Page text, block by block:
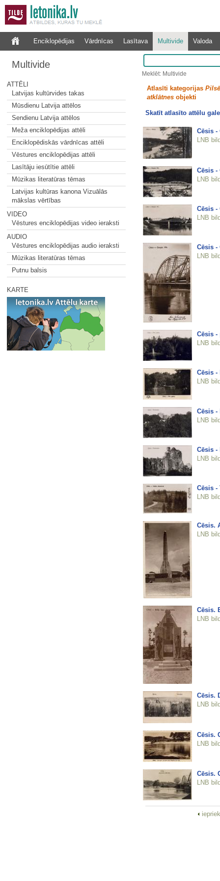
Enciklopēdijas Vārdnīcas Lasītava Multivide Valoda
Multivide
ATTĒLI
Latvijas kultūrvides takas
Mūsdienu Latvija attēlos
Sendienu Latvija attēlos
Meža enciklopēdijas attēli
Enciklopēdiskās vārdnīcas attēli
Vēstures enciklopēdijas attēli
Lasītāju iesūtītie attēli
Mūzikas literatūras tēmas
Latvijas kultūras kanona Vizuālās
mākslas vērtības
VIDEO
Vēstures enciklopēdijas video ieraksti
AUDIO
Vēstures enciklopēdijas audio ieraksti
Mūzikas literatūras tēmas
Putnu balsis
KARTE
Meklēt: Multivide
Atlasīti kategorijas
atklātnesobjekti
Skatīt atlasīto attēlu
Cēsis -
LNB
Cēsis -
LNB
Cēsis -
LNB
Cēsis -
LNB
Cēsis -
LNB
Cēsis -
LNB
Cēsis -
LNB
Cēsis -
LNB
Cēsis -
LNB
Cēsis.
LNB
Cēsis.
LNB
Cēsis.
LNB
Cēsis.
LNB
Cēsis.
LNB